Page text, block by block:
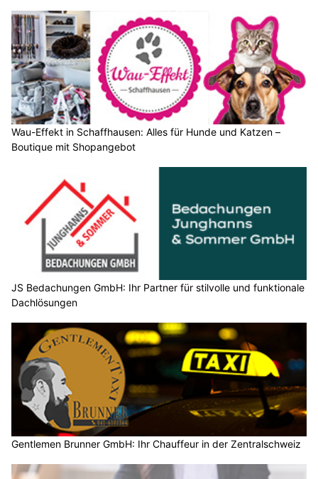
Wau-Effekt in Schaffhausen: Alles für Hunde und Katzen –
Boutique mit Shopangebot
JS Bedachungen GmbH: Ihr Partner für stilvolle und funktionale
Dachlösungen
Gentlemen Brunner GmbH: Ihr Chauffeur in der Zentralschweiz